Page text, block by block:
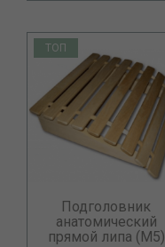
ТОП
Подголовник
анатомический
прямой липа (М5)